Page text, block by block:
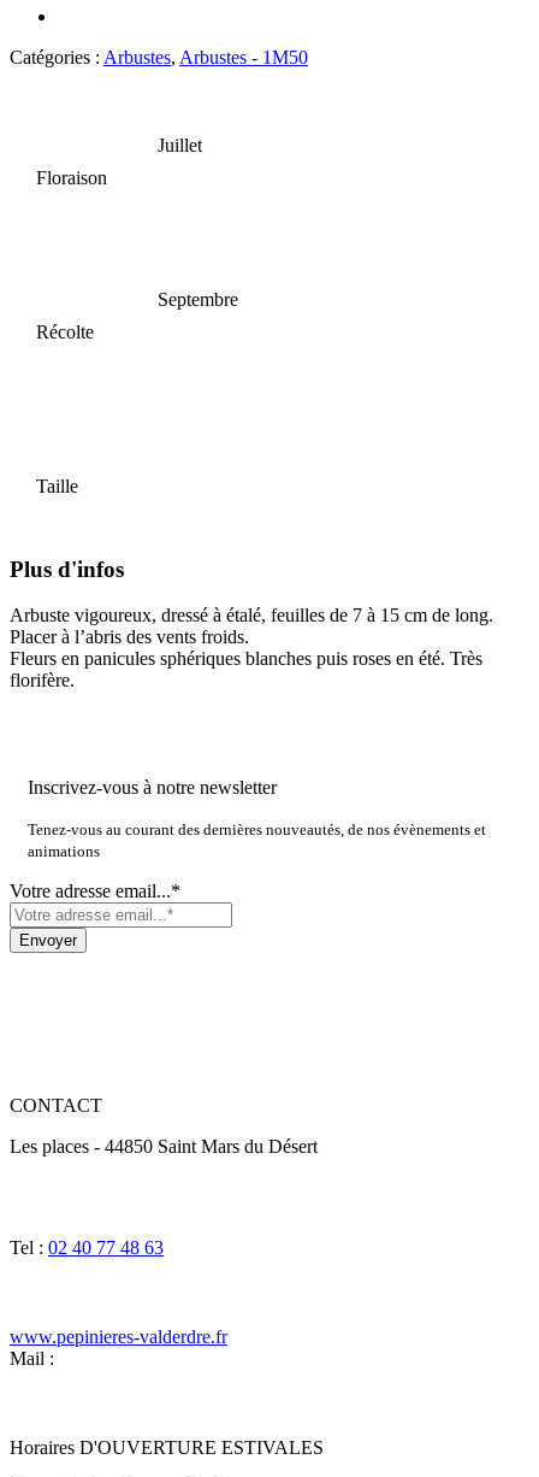
Catégories : Arbustes, Arbustes - 1M50
Floraison
Juillet
Récolte
Septembre
Taille
Plus d'infos
Arbuste vigoureux, dressé à étalé, feuilles de 7 à 15 cm de long.
Placer à l’abris des vents froids.
Fleurs en panicules sphériques blanches puis roses en été. Très
florifère.
Inscrivez-vous à notre newsletter
Tenez-vous au courant des dernières nouveautés, de nos évènements et
animations
Votre adresse email...*
CONTACT
Les places - 44850 Saint Mars du Désert
Tel : 02 40 77 48 63
www.pepinieres-valderdre.fr
Mail :
Horaires D'OUVERTURE ESTIVALES